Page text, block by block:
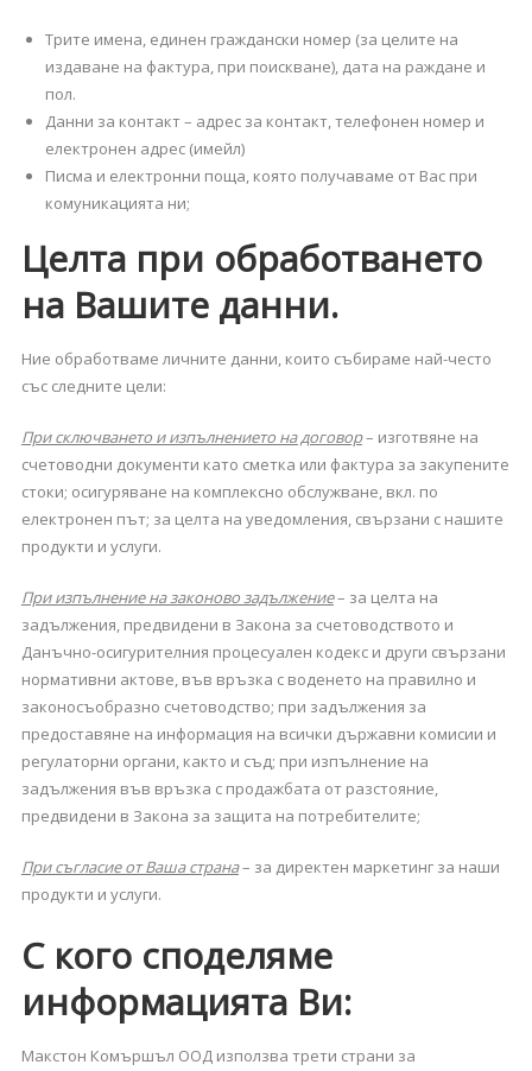
Трите имена, единен граждански номер (за целите на
издаване на фактура, при поискване), дата на раждане и
пол.
Данни за контакт – адрес за контакт, телефонен номер и
електронен адрес (имейл)
Писма и електронни поща, която получаваме от Вас при
комуникацията ни;
Целта при обработването
на Вашите данни.
Ние обработваме личните данни, които събираме най-често
със следните цели:
При сключването и изпълнението на договор– изготвяне на
счетоводни документи като сметка или фактура за закупените
стоки; осигуряване на комплексно обслужване, вкл. по
електронен път; за целта на уведомления, свързани с нашите
продукти и услуги.
При изпълнение на законово задължение– за целта на
задължения, предвидени в Закона за счетоводството и
Данъчно-осигурителния процесуален кодекс и други свързани
нормативни актове, във връзка с воденето на правилно и
законосъобразно счетоводство; при задължения за
предоставяне на информация на всички държавни комисии и
регулаторни органи, както и съд; при изпълнение на
задължения във връзка с продажбата от разстояние,
предвидени в Закона за защита на потребителите;
При съгласие от Ваша страна– за директен маркетинг за наши
продукти и услуги.
С кого споделяме
информацията Ви:
Макстон Комършъл ООД използва трети страни за